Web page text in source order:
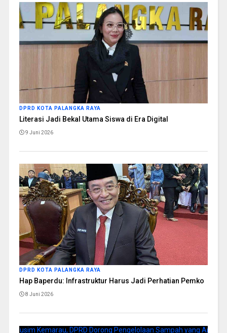
DPRD KOTA PALANGKA RAYA
Literasi Jadi Bekal Utama Siswa di Era Digital
9 Juni 2026
DPRD KOTA PALANGKA RAYA
Hap Baperdu: Infrastruktur Harus Jadi Perhatian Pemko
8 Juni 2026